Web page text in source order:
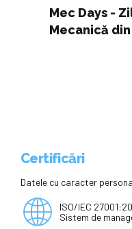
Mec Days -
Mecanică
Certificări
Datele cu caracter
ISO/IEC
Sistem de